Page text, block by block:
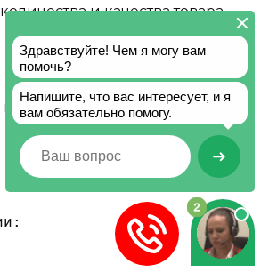
и качества товара
__________________
место работы,
__________________